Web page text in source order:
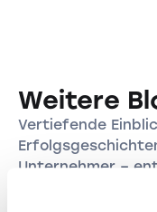
Weitere
Vertiefende
Unternehmer –